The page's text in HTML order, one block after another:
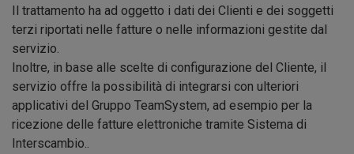
Il trattamento ha ad oggetto i dati dei Clienti e dei soggetti
terzi riportati nelle fatture o nelle informazioni gestite dal
servizio.
Inoltre, in base alle scelte di configurazione del Cliente, il
servizio offre la possibilità di integrarsi con ulteriori
applicativi del Gruppo TeamSystem, ad esempio per la
ricezione delle fatture elettroniche tramite Sistema di
Interscambio..